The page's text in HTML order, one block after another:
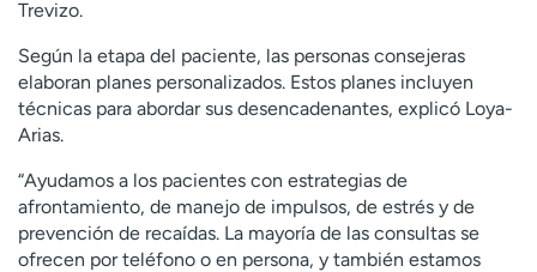
Trevizo.
Según la etapa del paciente, las personas consejeras
elaboran planes personalizados. Estos planes incluyen
técnicas para abordar sus desencadenantes, explicó Loya-
Arias.
“Ayudamos a los pacientes con estrategias de
afrontamiento, de manejo de impulsos, de estrés y de
prevención de recaídas. La mayoría de las consultas se
ofrecen por teléfono o en persona, y también estamos